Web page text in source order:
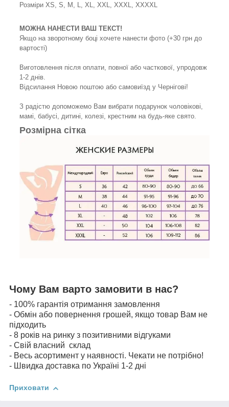
Розміри XS, S, M, L, XL, XXL, XXXL, XXХХL
МОЖНА НАНЕСТИ ВАШ ТЕКСТ!
Якщо на зворотному боці хочете нанести фото (+30 грн до
вартості)
Виготовлення після оплати, повної або часткової, упродовж
1-2 днів.
Відсилання Новою поштою або самовиїзд у Чернігові!
З радістю допоможемо Вам вибрати подарунок чоловікові,
мамі, бабусі, дитині, колезі, крестним на будь-яке свято.
Розмірна сітка
Чому Вам варто замовити в нас?
- 100% гарантія отримання замовлення
- Обмін або повернення грошей, якщо товар Вам не
підходить
- 8 років на ринку з позитивними відгуками
- Свій власний склад
- Весь асортимент у наявності. Чекати не потрібно!
- Швидка доставка по Україні 1-2 дні
Приховати